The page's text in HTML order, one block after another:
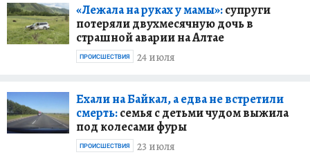
«Лежала на руках у мамы»:супруги
потеряли двухмесячную дочь в
страшной аварии на Алтае
24 июля
ПРОИСШЕСТВИЯ
Ехали на Байкал, а едва не встретили
смерть:семья с детьми чудом выжила
под колесами фуры
23 июля
ПРОИСШЕСТВИЯ